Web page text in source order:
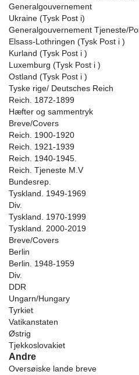
Generalgouvernement
Ukraine (Tysk Post i)
Generalgouvernement Tjeneste/
Elsass-Lothringen (Tysk Post i )
Kurland (Tysk Post i )
Luxemburg (Tysk Post i )
Ostland (Tysk Post i )
Tyske rige/ Deutsches Reich
Reich. 1872-1899
Hæfter og sammentryk
Breve/Covers
Reich. 1900-1920
Reich. 1921-1939
Reich. 1940-1945.
Reich. Tjeneste M.V
Bundesrep.
Tyskland. 1949-1969
Div.
Tyskland. 1970-1999
Tyskland. 2000-2019
Breve/Covers
Berlin
Berlin. 1948-1959
Div.
DDR
Ungarn/Hungary
Tyrkiet
Vatikanstaten
Østrig
Tjekkoslovakiet
Andre
Oversøiske lande breve